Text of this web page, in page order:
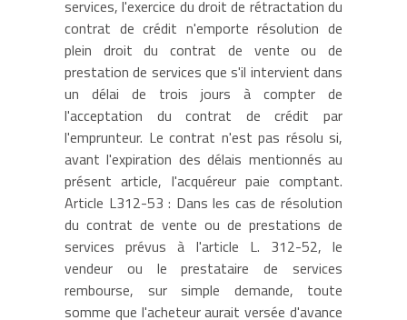
services, l'exercice du droit de rétractation du
contrat de crédit n'emporte résolution de
plein droit du contrat de vente ou de
prestation de services que s'il intervient dans
un délai de trois jours à compter de
l'acceptation du contrat de crédit par
l'emprunteur. Le contrat n'est pas résolu si,
avant l'expiration des délais mentionnés au
présent article, l'acquéreur paie comptant.
Article L312-53 : Dans les cas de résolution
du contrat de vente ou de prestations de
services prévus à l'article L. 312-52, le
vendeur ou le prestataire de services
rembourse, sur simple demande, toute
somme que l'acheteur aurait versée d'avance